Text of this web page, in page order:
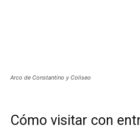
Arco de Constantino y Coliseo
Cómo visitar con